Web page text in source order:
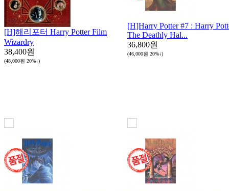
[H]해리포터 Harry Potter Film
Wizardry
38,400원
(48,000원 20%↓)
[H]Harry Potter #7 : Harry
The Deathly Hal...
36,800원
(46,000원 20%↓)